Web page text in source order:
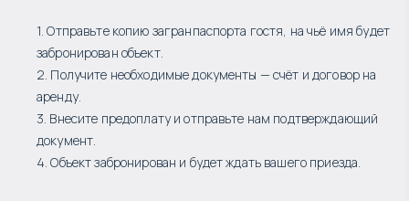
1. Отправьте копию загранпаспорта гостя, на чьё имя будет
забронирован объект.
2. Получите необходимые документы — счёт и договор на
аренду.
3. Внесите предоплату и отправьте нам подтверждающий
документ.
4. Объект забронирован и будет ждать вашего приезда.